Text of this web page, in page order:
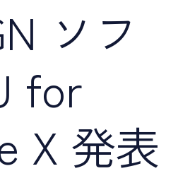
ソフ
for
X 発表